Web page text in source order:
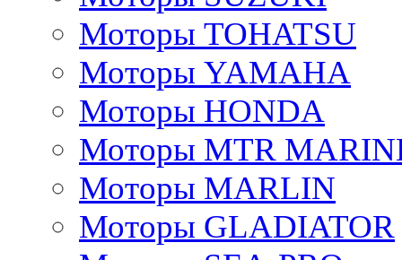
Моторы TOHATSU
Моторы YAMAHA
Моторы HONDA
Моторы MTR
Моторы MARLIN
Моторы GLADIATOR